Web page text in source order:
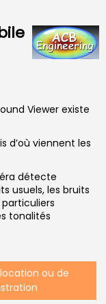
Viewer existe
d’où viennent les
détecte
usuels, les bruits
tonalités
ou de